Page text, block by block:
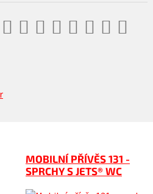
MOBILNÍ PŘÍVĚS 131 -
SPRCHY S JETS® WC